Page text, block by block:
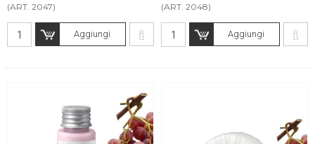
(ART. 2047)
Aggiungi
(ART. 2048)
Aggiungi